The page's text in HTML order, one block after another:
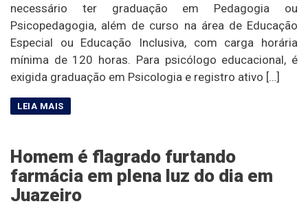
necessário ter graduação em Pedagogia ou
Psicopedagogia, além de curso na área de Educação
Especial ou Educação Inclusiva, com carga horária
mínima de 120 horas. Para psicólogo educacional, é
exigida graduação em Psicologia e registro ativo […]
Homem é flagrado furtando
farmácia em plena luz do dia em
Juazeiro